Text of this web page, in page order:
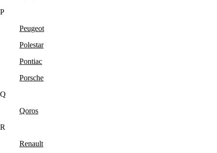
P
Peugeot
Polestar
Pontiac
Porsche
Q
Qoros
R
Renault